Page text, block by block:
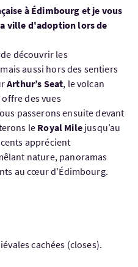
à Édimbourg et je vous
ville d'adoption lors de
découvrir les
aussi hors des sentiers
Arthur’s Seat, le volcan
des vues
passerons ensuite devant
leRoyal Mile jusqu’au
apprécient
nature, panoramas
au cœur d’Édimbourg.
cachées (closes).